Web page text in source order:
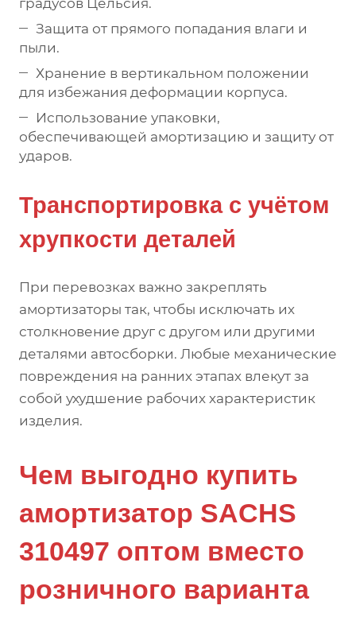
градусов Цельсия.
Защита от прямого попадания влаги и
пыли.
Хранение в вертикальном положении
для избежания деформации корпуса.
Использование упаковки,
обеспечивающей амортизацию и защиту от
ударов.
Транспортировка с учётом
хрупкости деталей
При перевозках важно закреплять
амортизаторы так, чтобы исключать их
столкновение друг с другом или другими
деталями автосборки. Любые механические
повреждения на ранних этапах влекут за
собой ухудшение рабочих характеристик
изделия.
Чем выгодно купить
амортизатор SACHS
310497 оптом вместо
розничного варианта